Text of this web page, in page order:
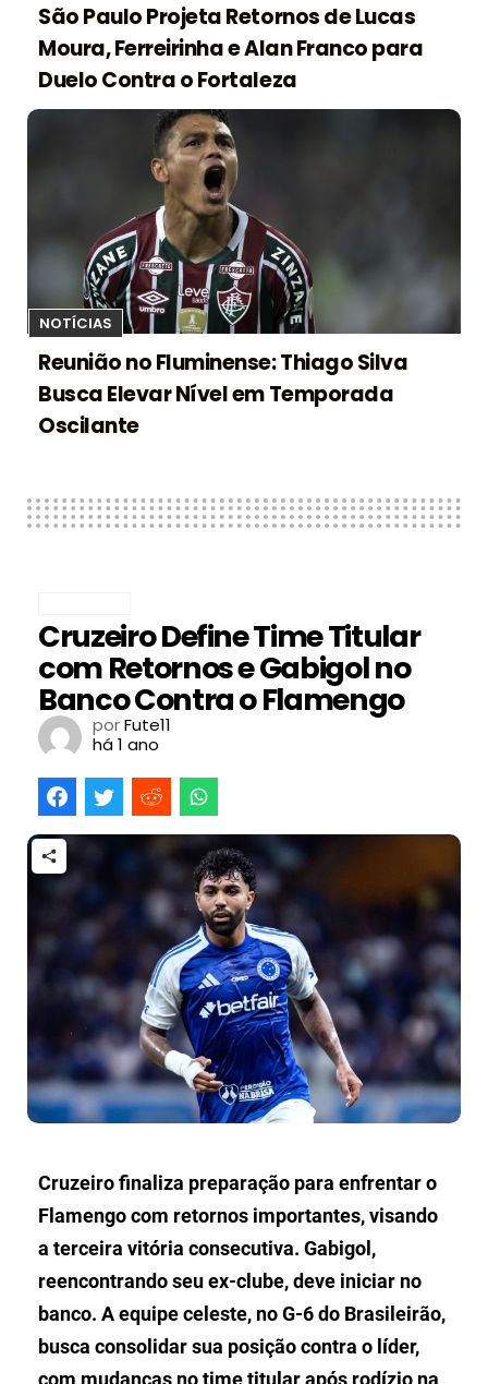
São Paulo Projeta Retornos de Lucas
Moura, Ferreirinha e Alan Franco para
Duelo Contra o Fortaleza
NOTÍCIAS
Reunião no Fluminense: Thiago Silva
Busca Elevar Nível em Temporada
Oscilante
Cruzeiro Define Time Titular
com Retornos e Gabigol no
Banco Contra o Flamengo
porFute11
há 1 ano
Cruzeiro finaliza preparação para enfrentar o
Flamengo com retornos importantes, visando
a terceira vitória consecutiva. Gabigol,
reencontrando seu ex-clube, deve iniciar no
banco. A equipe celeste, no G-6 do Brasileirão,
busca consolidar sua posição contra o líder,